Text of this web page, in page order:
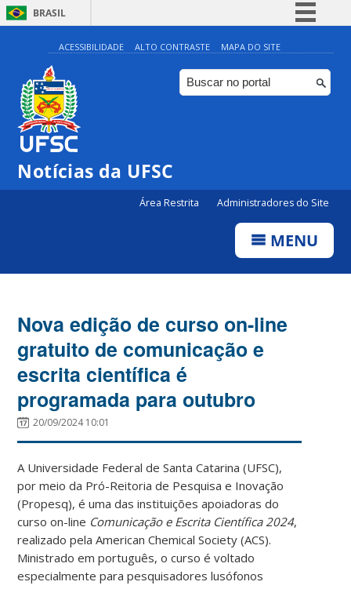
BRASIL
Simplifique!
Comunica BR
Participe
ACESSIBILIDADE ALTO CONTRASTE MAPA DO SITE
Notícias da UFSC
Área Restrita Administradores do Site
MENU
Nova edição de curso on-line
gratuito de comunicação e
escrita científica é
programada para outubro
20/09/2024 10:01
A Universidade Federal de Santa Catarina (UFSC),
por meio da Pró-Reitoria de Pesquisa e Inovação
(Propesq), é uma das instituições apoiadoras do
curso on-line Comunicação e Escrita Científica 2024,
realizado pela American Chemical Society (ACS).
Ministrado em português, o curso é voltado
especialmente para pesquisadores lusófonos